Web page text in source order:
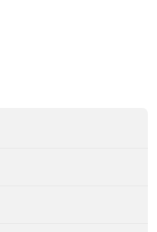
bos, tuin, duin en heide